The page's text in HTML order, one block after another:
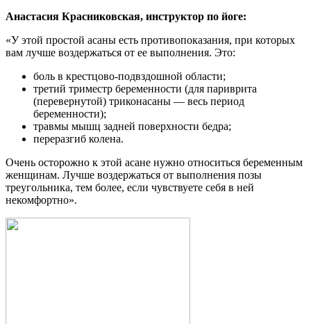
Анастасия Красниковская, инструктор по йоге:
«У этой простой асаны есть противопоказания, при которых
вам лучше воздержаться от ее выполнения. Это:
боль в крестцово-подвздошной области;
третий триместр беременности (для париврита
(перевернутой) триконасаны — весь период
беременности);
травмы мышц задней поверхности бедра;
переразгиб колена.
Очень осторожно к этой асане нужно относиться беременным
женщинам. Лучше воздержаться от выполнения позы
треугольника, тем более, если чувствуете себя в ней
некомфортно».